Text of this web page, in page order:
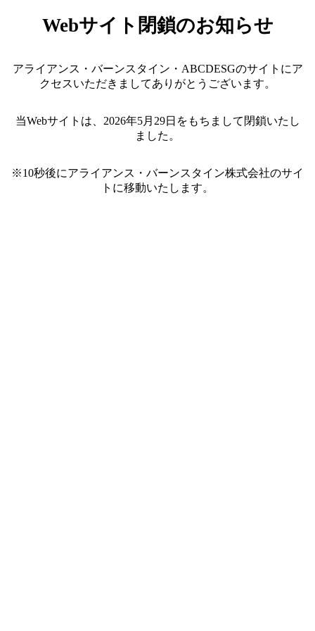
Webサイト閉鎖のお知らせ
アライアンス・バーンスタイン・ABCDESGのサイトにア
クセスいただきましてありがとうございます。
当Webサイトは、2026年5月29日をもちまして閉鎖いたし
ました。
※10秒後にアライアンス・バーンスタイン株式会社のサイ
トに移動いたします。